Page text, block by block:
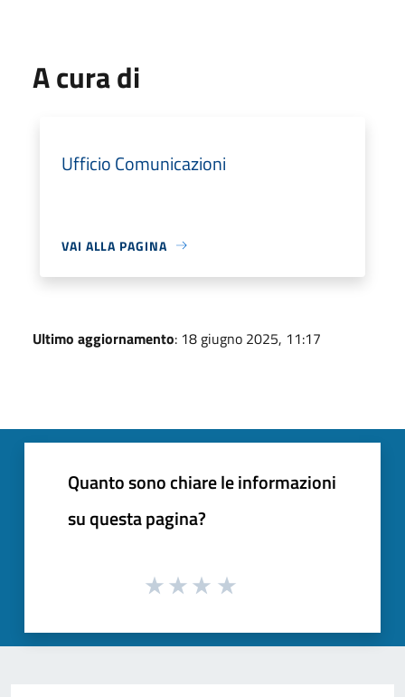
A cura di
Ufficio Comunicazioni
VAI ALLA PAGINA
Ultimo aggiornamento: 18 giugno 2025, 11:17
Quanto sono chiare le informazioni
su questa pagina?